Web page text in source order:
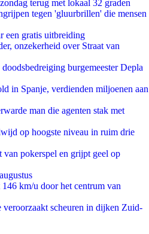
terug met lokaal 32 graden
tegen 'gluurbrillen' die mensen
een gratis uitbreiding
onzekerheid over Straat van
burgemeester Depla
in Spanje, verdienden miljoenen aan
man die agenten stak met
op hoogste niveau in ruim drie
pokerspel en grijpt geel op
km/u door het centrum van
veroorzaakt scheuren in dijken Zuid-